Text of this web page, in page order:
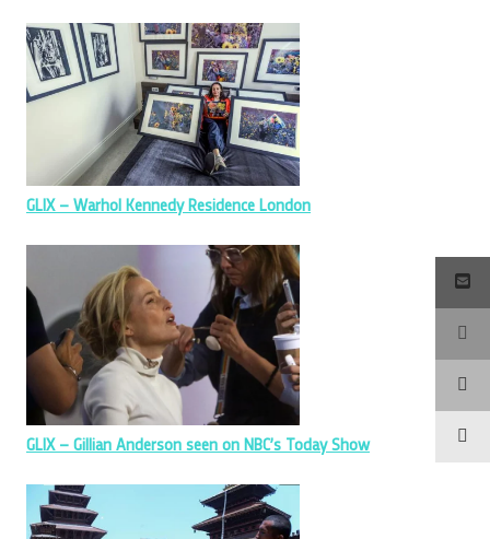
GLIX – Warhol Kennedy Residence London
GLIX – Gillian Anderson seen on NBC’s Today Show